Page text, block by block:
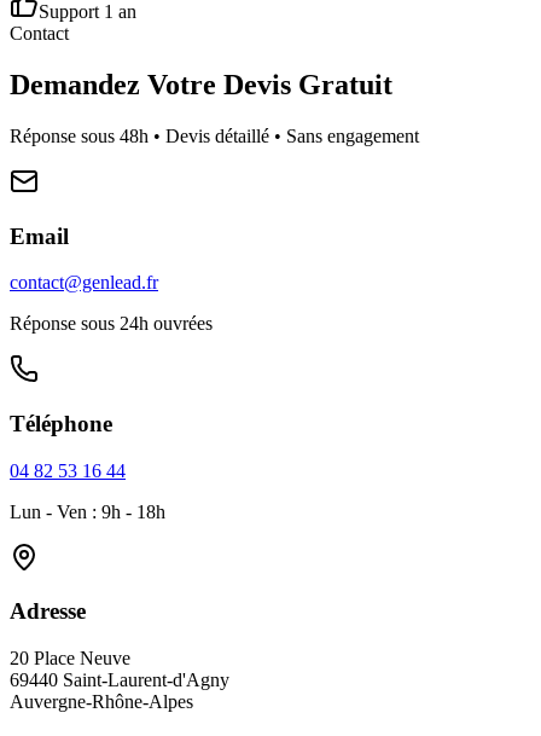
Support 1 an
Contact
Demandez Votre Devis Gratuit
Réponse sous 48h • Devis détaillé • Sans engagement
Email
contact@genlead.fr
Réponse sous 24h ouvrées
Téléphone
04 82 53 16 44
Lun - Ven : 9h - 18h
Adresse
20 Place Neuve
69440 Saint-Laurent-d'Agny
Auvergne-Rhône-Alpes